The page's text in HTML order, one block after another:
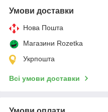
Умови доставки
Нова Пошта
Магазини Rozetka
Укрпошта
Всі умови доставки